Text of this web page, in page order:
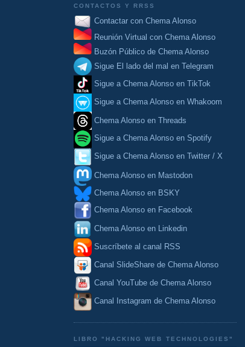
CONTACTOS Y RRSS
Contactar con Chema Alonso
Reunión Virtual con Chema Alonso
Buzón Público de Chema Alonso
Sigue El lado del mal en Telegram
Sigue a Chema Alonso en TikTok
Sigue a Chema Alonso en Whakoom
Chema Alonso en Threads
Sigue a Chema Alonso en Spotify
Sigue a Chema Alonso en Twitter / X
Chema Alonso en Mastodon
Chema Alonso en BSKY
Chema Alonso en Facebook
Chema Alonso en Linkedin
Suscríbete al canal RSS
Canal SlideShare de Chema Alonso
Canal YouTube de Chema Alonso
Canal Instagram de Chema Alonso
LIBRO "HACKING WEB TECHNOLOGIES"